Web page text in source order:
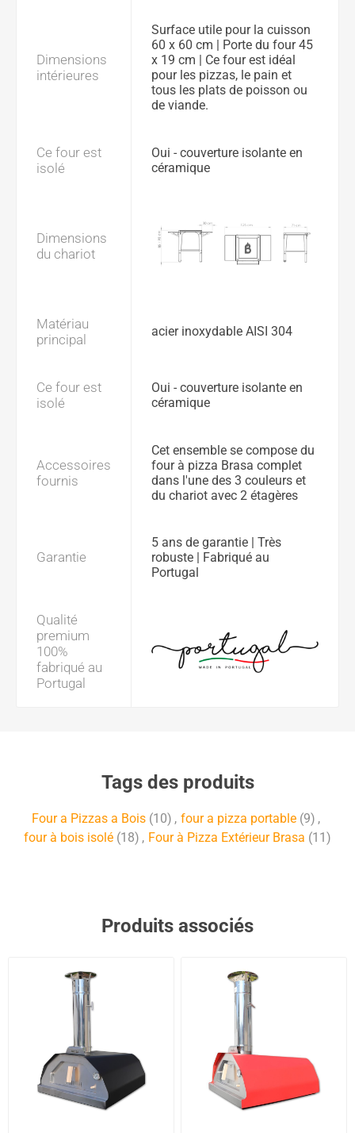
Dimensions
intérieures
Surface utile pour la cuisson
60 x 60 cm | Porte du four 45
x 19 cm | Ce four est idéal
pour les pizzas, le pain et
tous les plats de poisson ou
de viande.
Ce four est
isolé
Oui - couverture isolante en
céramique
Dimensions
du chariot
Matériau
principal
acier inoxydable AISI 304
Ce four est
isolé
Oui - couverture isolante en
céramique
Accessoires
fournis
Cet ensemble se compose du
four à pizza Brasa complet
dans l'une des 3 couleurs et
du chariot avec 2 étagères
Garantie
5 ans de garantie | Très
robuste | Fabriqué au
Portugal
Qualité
premium
100%
fabriqué au
Portugal
Tags des produits
Four a Pizzas a Bois (10) , four a pizza portable (9) ,
four à bois isolé (18) , Four à Pizza Extérieur Brasa (11)
Produits associés